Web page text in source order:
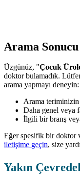
Arama
Üzgünüz, "Çocuk
doktor bulamadık.
arama yapmayı deneyin:
Arama teriminizin
Daha genel veya
İlgili bir branş
Eğer spesifik bir doktor
iletişime geçin, size
Yakın